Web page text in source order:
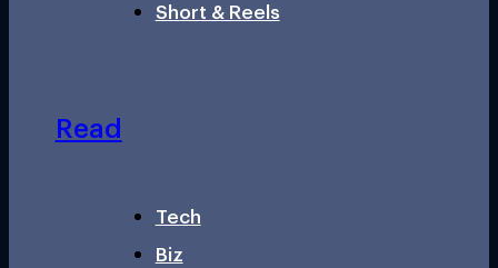
Short & Reels
Read
Tech
Biz